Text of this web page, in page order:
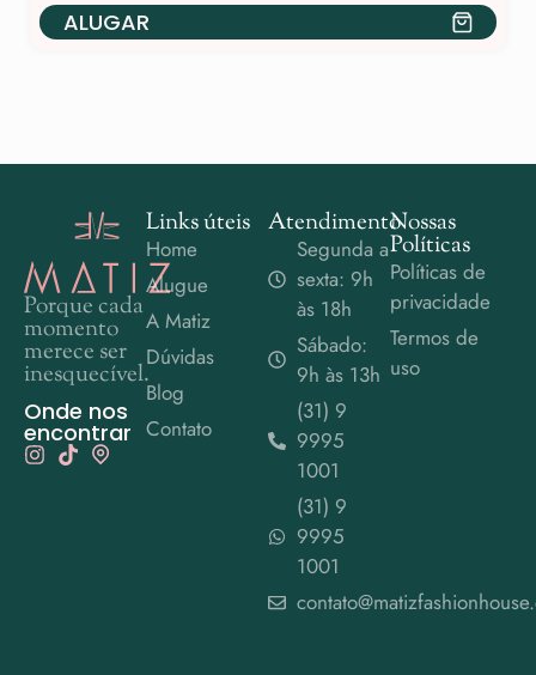
ALUGAR
Porque cada
momento
merece ser
inesquecível.
Onde nos
encontrar
Links úteis
Home
Alugue
A Matiz
Dúvidas
Blog
Contato
Atendimento
Segunda a
sexta: 9h
às 18h
Sábado:
9h às 13h
(31) 9
9995
1001
(31) 9
9995
1001
Nossas
Políticas
Políticas de
privacidade
Termos de
uso